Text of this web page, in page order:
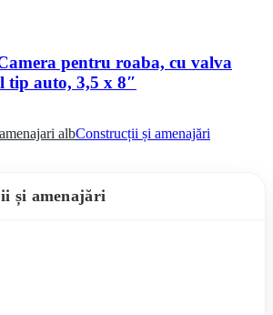
pentru roaba, cu valva
tip auto, 3,5 x 8″
Construcții și amenajări
și amenajări